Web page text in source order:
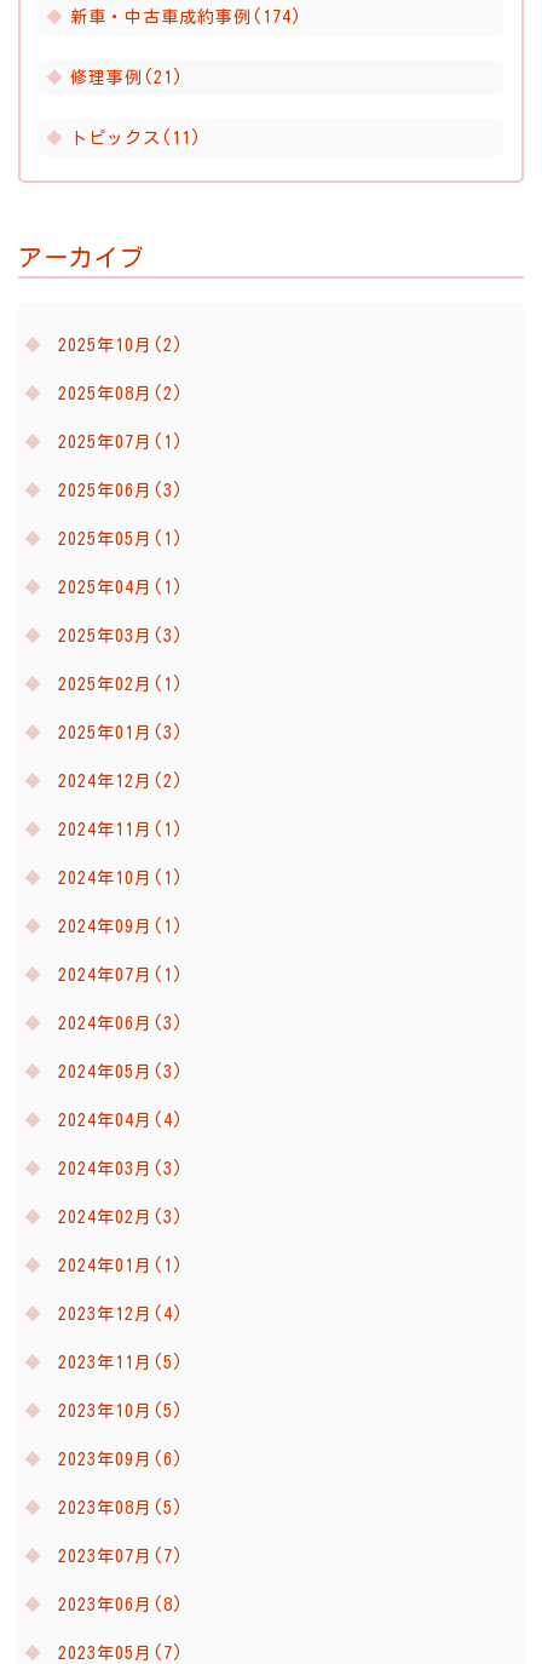
新車・中古車成約事例(174)
修理事例(21)
トピックス(11)
アーカイブ
2025年10月(2)
2025年08月(2)
2025年07月(1)
2025年06月(3)
2025年05月(1)
2025年04月(1)
2025年03月(3)
2025年02月(1)
2025年01月(3)
2024年12月(2)
2024年11月(1)
2024年10月(1)
2024年09月(1)
2024年07月(1)
2024年06月(3)
2024年05月(3)
2024年04月(4)
2024年03月(3)
2024年02月(3)
2024年01月(1)
2023年12月(4)
2023年11月(5)
2023年10月(5)
2023年09月(6)
2023年08月(5)
2023年07月(7)
2023年06月(8)
2023年05月(7)